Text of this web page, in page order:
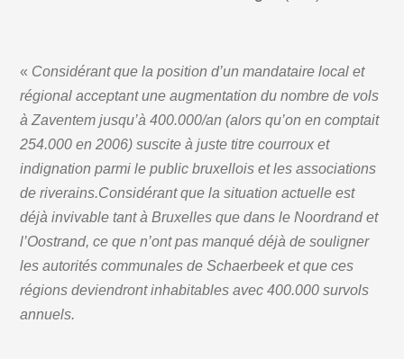
« Considérant que la position d’un mandataire local et
régional acceptant une augmentation du nombre de vols
à Zaventem jusqu’à 400.000/an (alors qu’on en comptait
254.000 en 2006) suscite à juste titre courroux et
indignation parmi le public bruxellois et les associations
de riverains.Considérant que la situation actuelle est
déjà invivable tant à Bruxelles que dans le Noordrand et
l’Oostrand, ce que n’ont pas manqué déjà de souligner
les autorités communales de Schaerbeek et que ces
régions deviendront inhabitables avec 400.000 survols
annuels.